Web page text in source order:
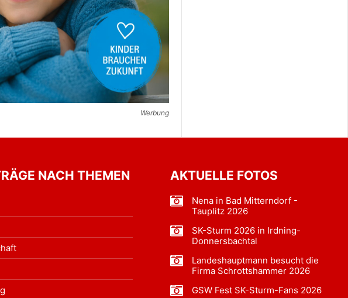
Werbung
NACH THEMEN AKTUELLE FOTOS
Nena in Bad Mitterndorf -
Tauplitz 2026
SK-Sturm 2026 in Irdning-
Donnersbachtal
Landeshauptmann besucht die
Firma Schrottshammer 2026
GSW Fest SK-Sturm-Fans 2026